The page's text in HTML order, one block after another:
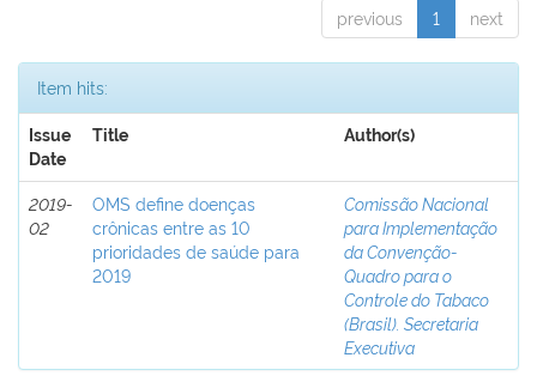
previous 1 next
Item hits:
Issue
Date
Title Author(s)
2019-
02
OMS define doenças
crônicas entre as 10
prioridades de saúde para
2019
Comissão Nacional
para Implementação
da Convenção-
Quadro para o
Controle do Tabaco
(Brasil). Secretaria
Executiva